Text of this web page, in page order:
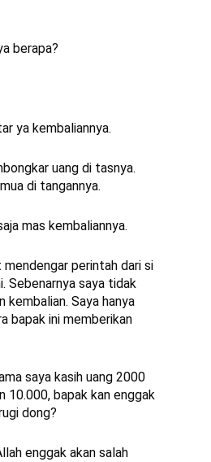
berapa?
ya kembaliannya.
uang di tasnya.
di tangannya.
mas kembaliannya.
perintah dari si
Sebenarnya saya tidak
kembalian. Saya hanya
bapak ini memberikan
saya kasih uang 2000
10.000, bapak kan enggak
dong?
enggak akan salah